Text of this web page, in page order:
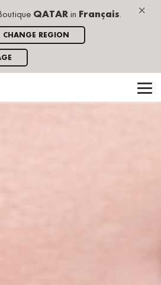
×
QATAR in Français.
CHANGE REGION